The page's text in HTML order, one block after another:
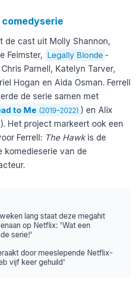
de cast uit Molly Shannon,
Feimster, Legally Blonde -
Parnell, Katelyn Tarver,
Hogan en Aida Osman. Ferrell
de serie samen met
to Me (2019–2022) ) en Alix
). Het project markeert ook een
Ferrell: The Hawkis de
komedieserie van de
lang staat deze megahit
op Netflix: 'Wat een
serie!'
door meeslepende Netflix-
vijf keer gehuild'